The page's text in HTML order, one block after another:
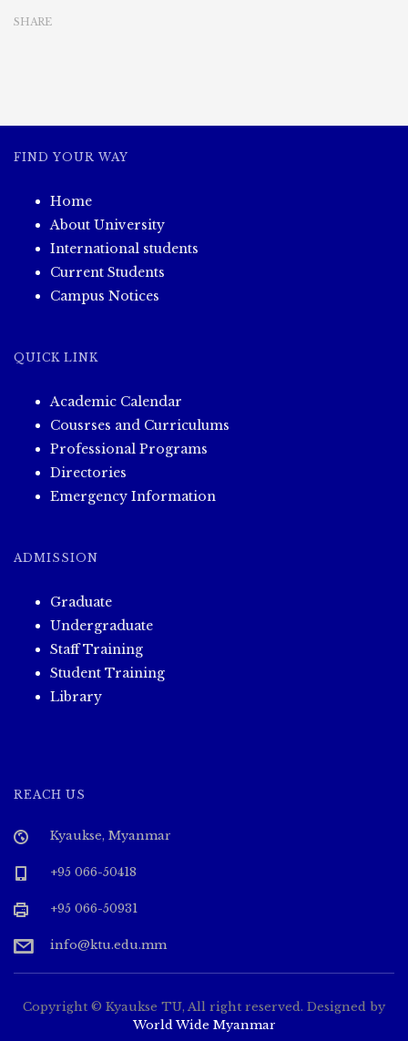
SHARE
FIND YOUR WAY
Home
About University
International students
Current Students
Campus Notices
QUICK LINK
Academic Calendar
Cousrses and Curriculums
Professional Programs
Directories
Emergency Information
ADMISSION
Graduate
Undergraduate
Staff Training
Student Training
Library
REACH US
Kyaukse, Myanmar
+95 066-50418
+95 066-50931
info@ktu.edu.mm
Copyright © Kyaukse TU, All right reserved. Designed by
World Wide Myanmar